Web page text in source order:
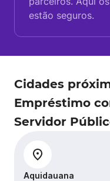
estão seguros.
Cidades
Empréstimo
Servidor
Aquidauana